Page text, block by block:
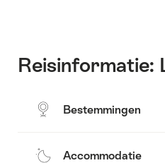
Reisinformatie:
Bestemmingen
Accommodatie